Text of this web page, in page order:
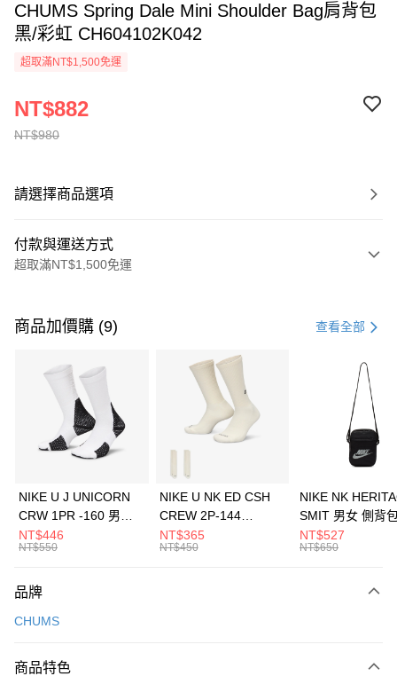
CHUMS Spring Dale Mini Shoulder Bag肩背包
黑/彩虹 CH604102K042
超取滿NT$1,500免運
NT$980
NT$882
請選擇商品選項
付款與運送方式
超取滿NT$1,500免運
信用卡一次付款
3 期 0 利率 每期 21家銀行
合作金庫商業銀行
第一商業銀行
華南商業銀行
彰化商業銀行
上海商業儲蓄銀行
元大商業銀行
台灣樂天信用卡公司
Apple Pay
全盈+PAY
AFTEE先享後付
【關於「AFTEE先享後付」】
便利好安心！
３．安心：先確認商品／服務後，再付款。
運送方式
每筆NT$100，滿NT$1,500(含以上)免運費
商品加價購 (9) 查看全部
NIKE U J UNICORN
CRW 1PR -160 男女
中統襪 FZ3393100
NT$446
NT$550
NIKE U NK ED CSH
CREW 2P-144
EMBRDY 男女 短統襪
FZ3073133
NT$365
NT$450
NIKE NK
SMIT 男女 側背
BA5871010
NT$527
NT$650
品牌
CHUMS
商品特色